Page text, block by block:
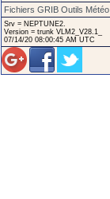
Fichiers GRIB Outils Météo
Srv = NEPTUNE2.
Version = trunk VLM2_V28.1_
07/14/20 08:00:45 AM UTC